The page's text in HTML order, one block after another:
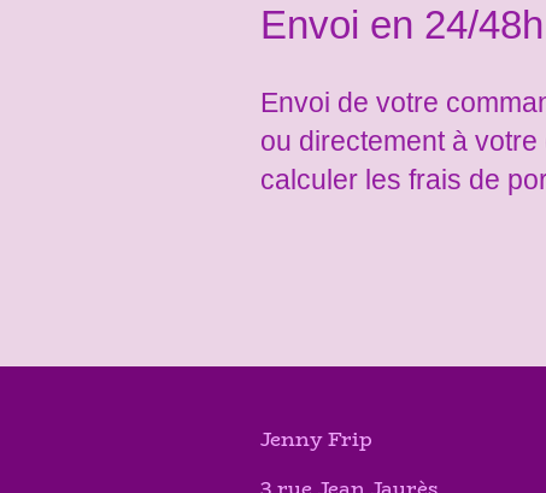
Envoi en 24/
Envoi de votre
ou directement à
calculer les frais de
Jenny Frip